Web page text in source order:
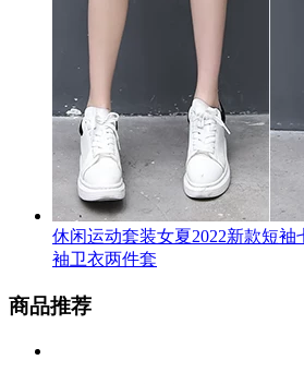
休闲运动套装女夏2022新款短
袖卫衣两件套
商品推荐